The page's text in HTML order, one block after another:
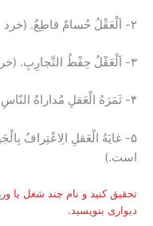
۲- اَلْعَقْلُ حُسامٌ قاطِعٌ. (خرد شمشیری برّاست.)
۳- اَلْعَقْلُ حِفْظُ التَّجارِبِ. (خرد نگه داشت تجربه‌هاست.)
۴- ثَمَرَهُ الْعَقلِ مُداراهُ النّاسِ. (میوه خرد مردم‌داری است.)
۵- غایَهُ الْعَقلِ الِاعْتِرافُ
است.)
تحقیق کنید و نام چند شغل یا
دیواری بنویسید.